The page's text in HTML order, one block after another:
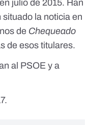
en julio de 2015. Han
la noticia en
de Chequeado
de esos titulares.
al PSOE y a